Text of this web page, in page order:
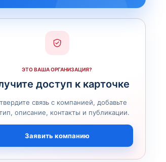
ЭТО ВАША ОРГАНИЗАЦИЯ?
доступ к карточке
связь с компанией, добавьте
описание, контакты и публикации.
Заявить компанию